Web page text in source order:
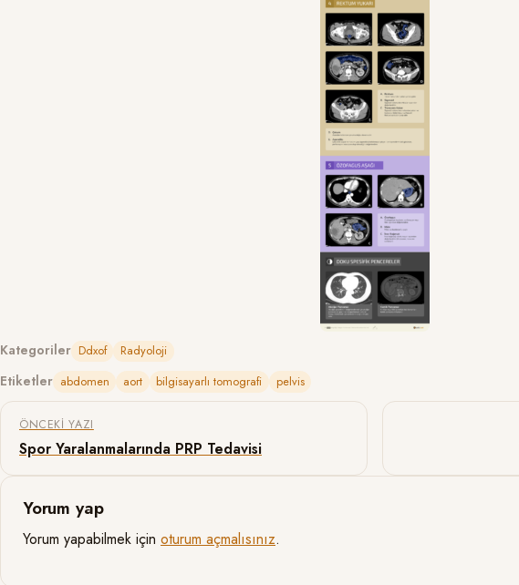
Kategoriler Ddxof Radyoloji
Etiketler abdomen aort bilgisayarlı tomografi pelvis
Yazı gezinmesi
ÖNCEKI YAZI
Spor Yaralanmalarında PRP Tedavisi
Yorum yap
Yorum yapabilmek için oturum açmalısınız.